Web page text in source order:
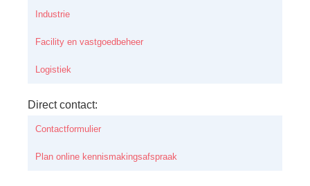
Industrie
Facility en vastgoedbeheer
Logistiek
Direct contact:
Contactformulier
Plan online kennismakingsafspraak